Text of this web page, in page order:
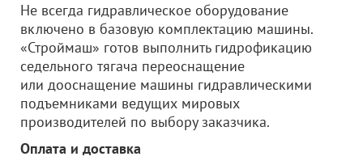
Не всегда гидравлическое оборудование
включено в базовую комплектацию машины.
«Строймаш» готов выполнить гидрофикацию
седельного тягача переоснащение
или дооснащение машины гидравлическими
подъемниками ведущих мировых
производителей по выбору заказчика.
Оплата и доставка